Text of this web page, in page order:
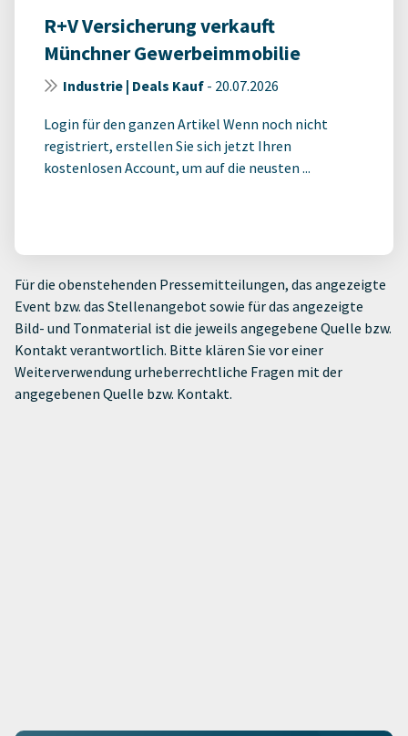
R+V Versicherung verkauft
Münchner Gewerbeimmobilie
Industrie | Deals Kauf - 20.07.2026
Login für den ganzen Artikel Wenn noch nicht
registriert, erstellen Sie sich jetzt Ihren
kostenlosen Account, um auf die neusten ...
Für die obenstehenden Pressemitteilungen, das angezeigte
Event bzw. das Stellenangebot sowie für das angezeigte
Bild- und Tonmaterial ist die jeweils angegebene Quelle bzw.
Kontakt verantwortlich. Bitte klären Sie vor einer
Weiterverwendung urheberrechtliche Fragen mit der
angegebenen Quelle bzw. Kontakt.